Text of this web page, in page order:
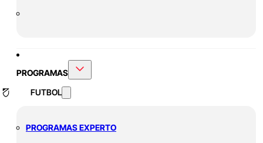
PROGRAMAS
FUTBOL
PROGRAMAS EXPERTO